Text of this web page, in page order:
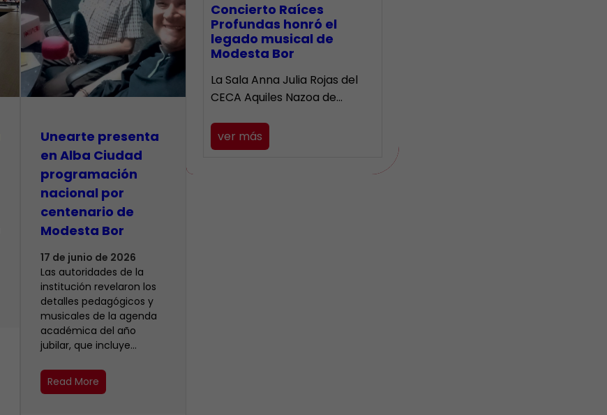
​Unearte presenta
en Alba Ciudad
programación
nacional por
centenario de
Modesta Bor
17 de junio de 2026
Las autoridades de la
institución revelaron los
detalles pedagógicos y
musicales de la agenda
académica del año
jubilar, que incluye…
Read More
​Concierto Raíces
Profundas honró el
legado musical de
Modesta Bor
La Sala Anna Julia Rojas del
CECA Aquiles Nazoa de…
ver más